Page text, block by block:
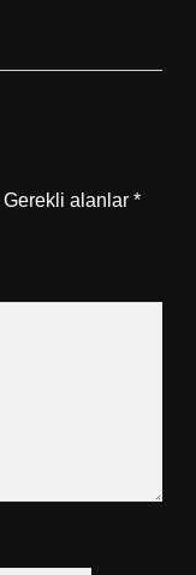
Gerekli alanlar *